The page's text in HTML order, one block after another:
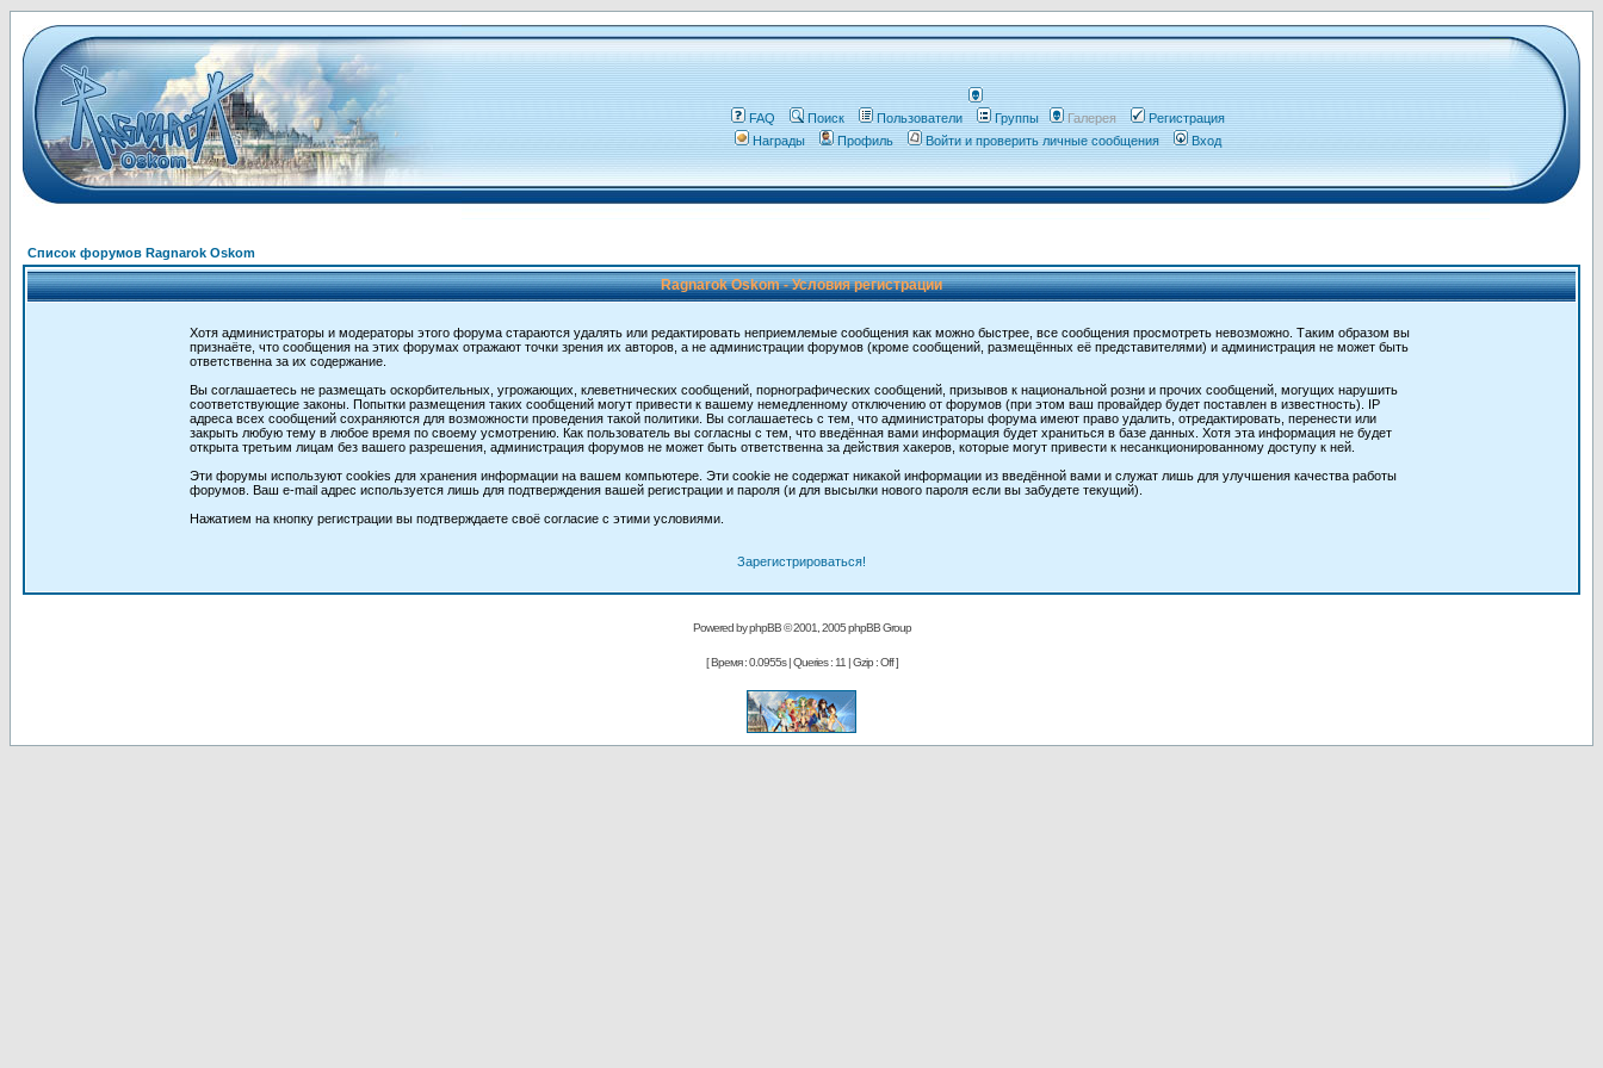
FAQ Поиск Пользователи Группы Галерея
Регистрация
Награды
Профиль Войти и проверить личные сообщения Вход
Список форумов Ragnarok Oskom
Ragnarok Oskom - Условия регистрации
Хотя администраторы и модераторы этого форума стараются удалять или редактировать неприемлемые сообщения как можно быстрее, все сообщения просмотреть невозможно. Таким образом вы
признаёте, что сообщения на этих форумах отражают точки зрения их авторов, а не администрации форумов (кроме сообщений, размещённых её представителями) и администрация не может быть
ответственна за их содержание.
Вы соглашаетесь не размещать оскорбительных, угрожающих, клеветнических сообщений, порнографических сообщений, призывов к национальной розни и прочих сообщений, могущих нарушить
соответствующие законы. Попытки размещения таких сообщений могут привести к вашему немедленному отключению от форумов (при этом ваш провайдер будет поставлен в известность). IP
адреса всех сообщений сохраняются для возможности проведения такой политики. Вы соглашаетесь с тем, что администраторы форума имеют право удалить, отредактировать, перенести или
закрыть любую тему в любое время по своему усмотрению. Как пользователь вы согласны с тем, что введённая вами информация будет храниться в базе данных. Хотя эта информация не будет
открыта третьим лицам без вашего разрешения, администрация форумов не может быть ответственна за действия хакеров, которые могут привести к несанкционированному доступу к ней.
Эти форумы используют cookies для хранения информации на вашем компьютере. Эти cookie не содержат никакой информации из введённой вами и служат лишь для улучшения качества работы
форумов. Ваш e-mail адрес используется лишь для подтверждения вашей регистрации и пароля (и для высылки нового пароля если вы забудете текущий).
Нажатием на кнопку регистрации вы подтверждаете своё согласие с этими условиями.
Зарегистрироваться!
Powered byphpBB© 2001, 2005 phpBB Group
[ Время : 0.0955s | Queries : 11 | Gzip : Off ]